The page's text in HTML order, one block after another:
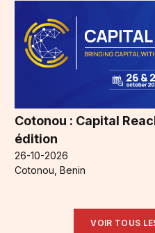
Cotonou : Capital
édition
26-10-2026
Cotonou, Benin
VOIR TOUS